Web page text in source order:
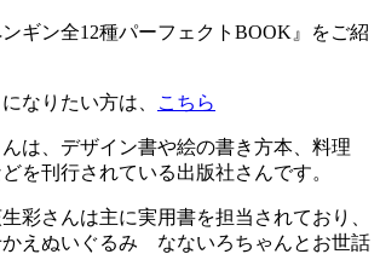
ンギン全12種パーフェクトBOOK』をご紹
なりたい方は、 こちら
は、デザイン書や絵の書き方本、料理
を刊行されている出版社さんです。
彩さんは主に実用書を担当されており、
えぬいぐるみ なないろちゃんとお世話